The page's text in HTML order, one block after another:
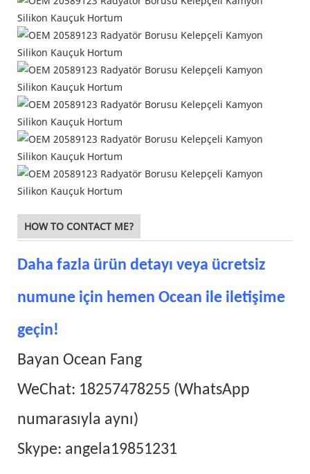
HOW TO CONTACT ME?
Daha fazla ürün detayı veya ücretsiz
numune için hemen Ocean ile iletişime
geçin!
Bayan Ocean Fang
WeChat: 18257478255 (WhatsApp
numarasıyla aynı)
Skype: angela19851231